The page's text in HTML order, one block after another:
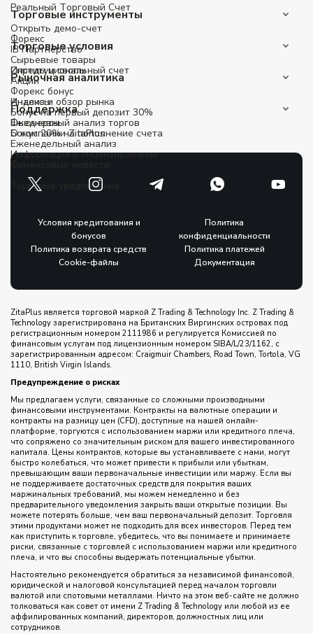
Реальный Tорговый Cчет
Открыть демо-счет
IB Партнерство
Институциональный счет
Торговые инструменты
Форекс
Сырьевые товары
Акции
Индексы
Фьючерсы
Торговые условия
Спреды и свопы
Форекс бонус
Бонус на первый депозит 30%
Бонус 20% на пополнение счета
Рыночная аналитика
Анализ и обзор рынка
Ежедневный анализ торгов
Еженедельный анализ
Финансовые новости
Торговые уведомления
Поддержка
О компании ZitaPlus
Информация о лицензировании
Условия кредитования и
бонусов
Политика
конфиденциальности
Политика возврата средств
Политика платежей
Cookie-файлы
Документация
ZitaPlus является торговой маркой Z Trading & Technology Inc. Z Trading &
Technology зарегистрирована на Британских Виргинских островах под
регистрационным номером 2111986 и регулируется Комиссией по
финансовым услугам под лицензионным номером SIBA/L/23/1162, с
зарегистрированным адресом: Craigmuir Chambers, Road Town, Tortola, VG
1110, British Virgin Islands.
Предупреждение о рисках
Мы предлагаем услуги, связанные со сложными производными
финансовыми инструментами. Контракты на валютные операции и
контракты на разницу цен (CFD), доступные на нашей онлайн-
платформе, торгуются с использованием маржи или кредитного плеча,
что сопряжено со значительным риском для вашего инвестированного
капитала. Цены контрактов, которые вы устанавливаете с нами, могут
быстро колебаться, что может привести к прибыли или убыткам,
превышающим ваши первоначальные инвестиции или маржу. Если вы
не поддерживаете достаточных средств для покрытия ваших
маржинальных требований, мы можем немедленно и без
предварительного уведомления закрыть ваши открытые позиции. Вы
можете потерять больше, чем ваш первоначальный депозит. Торговля
этими продуктами может не подходить для всех инвесторов. Перед тем
как приступить к торговле, убедитесь, что вы понимаете и принимаете
риски, связанные с торговлей с использованием маржи или кредитного
плеча, и что вы способны выдержать потенциальные убытки.
Настоятельно рекомендуется обратиться за независимой финансовой,
юридической и налоговой консультацией перед началом торговли
валютой или спотовыми металлами. Ничто на этом веб-сайте не должно
толковаться как совет от имени Z Trading & Technology или любой из ее
аффилированных компаний, директоров, должностных лиц или
сотрудников.